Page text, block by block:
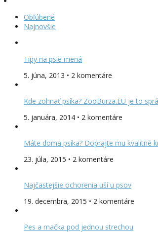
Obľúbené
Najnovšie
Tipy na psie mená
5. júna, 2013 • 2 komentáre
Kde zohnať psíka? ZooBurza.EU je to
5. januára, 2014 • 2 komentáre
Máte doma psíka? Doprajte mu kvalitné
23. júla, 2015 • 2 komentáre
Najčastejšie ochorenia uší u psov
19. decembra, 2015 • 2 komentáre
Pes a mačka pod jednou strechou